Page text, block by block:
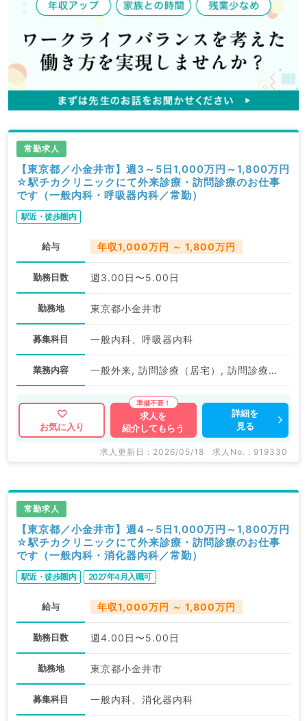
常勤求人
【東京都／小金井市】週3～5日1,000万円～1,800万円
☆駅チカクリニックにて外来診療・訪問診療のお仕事
です（一般内科・呼吸器内科／常勤）
駅近・徒歩圏内
給与 年収1,000万円 ～ 1,800万円
勤務日数 週3.00日〜5.00日
勤務地 東京都小金井市
募集科目 一般内科、呼吸器内科
業務内容 一般外来, 訪問診療（居宅）, 訪問診療（施設）, 訪問診療（居宅）, 訪問診療（施設）
お気に入り
求人を
紹介してもらう
詳細を
見る
求人更新日 : 2026/05/18 求人No. : 919330
常勤求人
【東京都／小金井市】週4～5日1,000万円～1,800万円
☆駅チカクリニックにて外来診療・訪問診療のお仕事
です（一般内科・消化器内科／常勤）
駅近・徒歩圏内 2027年4月入職可
給与 年収1,000万円 ～ 1,800万円
勤務日数 週4.00日〜5.00日
勤務地 東京都小金井市
募集科目 一般内科、消化器内科